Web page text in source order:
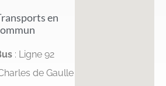
en
: Ligne 92
de Gaulle